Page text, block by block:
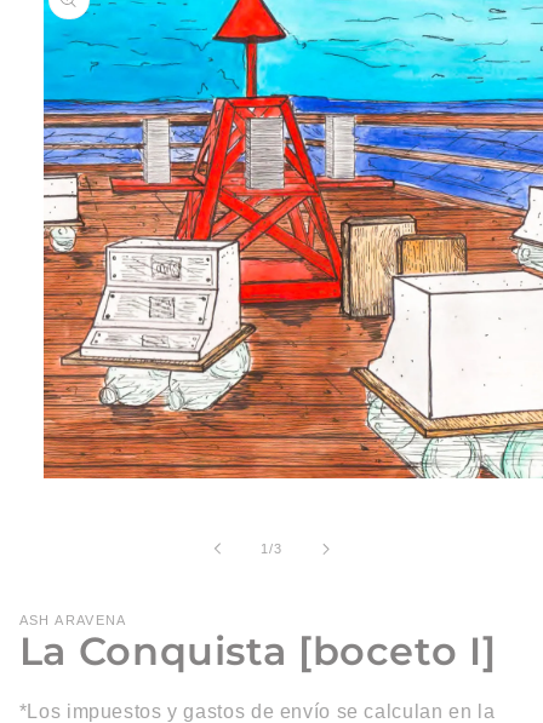
información
del producto
modal
1/de
3
ASH ARAVENA
La Conquista [boceto I]
*Los impuestos y gastos de envío se calculan en la